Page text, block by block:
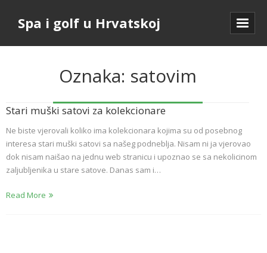
Spa i golf u Hrvatskoj
Oznaka: satovim
Stari muški satovi za kolekcionare
Ne biste vjerovali koliko ima kolekcionara kojima su od posebnog
interesa stari muški satovi sa našeg podneblja. Nisam ni ja vjerovao
dok nisam naišao na jednu web stranicu i upoznao se sa nekolicinom
zaljubljenika u stare satove. Danas sam i…
Read More